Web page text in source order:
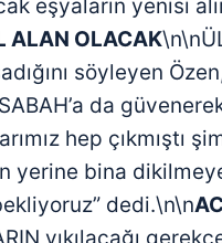
eşyaların yenisi
ALAN OLACAK
söyleyen
da
hep çıkmıştı
yerine bina
dedi.\n\n